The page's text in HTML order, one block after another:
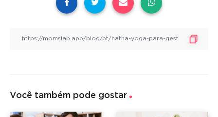
Você também pode gostar